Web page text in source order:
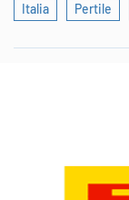
Italia Pertile